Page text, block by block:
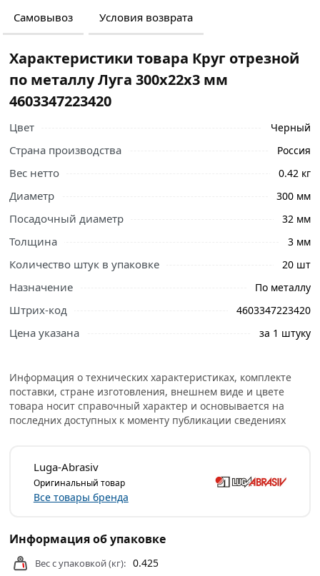
Самовывоз Условия возврата
Ознакомьтесь с подробными характеристиками,
описанием и отзывами о товаре, чтобы сделать
правильный выбор и заказать онлайн. Наши
профессиональные менеджеры обработают заказ и
или самовывоза.
Условия доставки и цены на товар Круг отрезной по
металлу Луга 300х22х3 мм 4603347223420 из категории
Диски отрезные
действительны в Москве и области.
Характеристики товара Круг отрезной
по металлу Луга 300х22х3 мм
4603347223420
Цвет Черный
Страна производства Россия
Вес нетто 0.42 кг
Диаметр 300 мм
Посадочный диаметр 32 мм
Толщина 3 мм
Количество штук в упаковке 20 шт
Назначение По металлу
Штрих-код 4603347223420
Цена указана за 1 штуку
Информация о технических характеристиках, комплекте
поставки, стране изготовления, внешнем виде и цвете
товара носит справочный характер и основывается на
последних доступных к моменту публикации сведениях
Luga-Abrasiv
Оригинальный товар
Все товары бренда
Информация об упаковке
Вес с упаковкой (кг): 0.425